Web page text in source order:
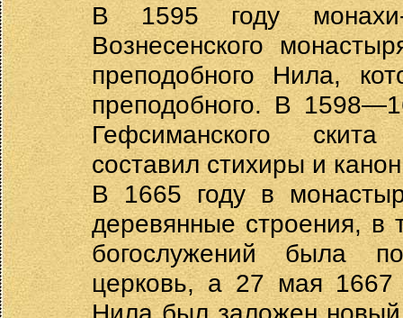
В 1595 году монахи-
Вознесенского
преподобного Нила,
преподобного. В
Гефсиманского скита
составил стихиры и
В 1665 году в
деревянные строения,
богослужений была
церковь, а 27 мая 1667